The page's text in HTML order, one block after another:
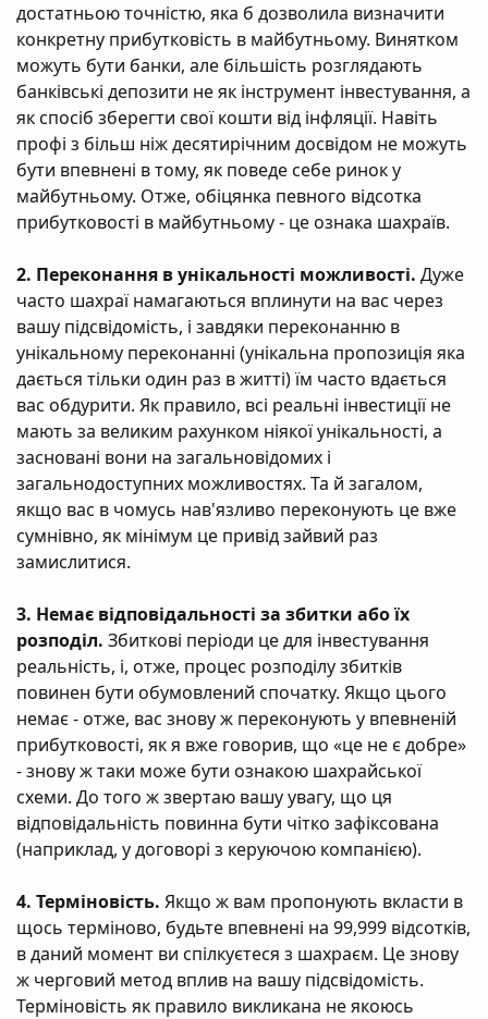
достатньою точністю, яка б дозволила визначити
конкретну прибутковість в майбутньому. Винятком
можуть бути банки, але більшість розглядають
банківські депозити не як інструмент інвестування, а
як спосіб зберегти свої кошти від інфляції. Навіть
профі з більш ніж десятирічним досвідом не можуть
бути впевнені в тому, як поведе себе ринок у
майбутньому. Отже, обіцянка певного відсотка
прибутковості в майбутньому - це ознака шахраїв.
2. Переконання в унікальності можливості. Дуже
часто шахраї намагаються вплинути на вас через
вашу підсвідомість, і завдяки переконанню в
унікальному переконанні (унікальна пропозиція яка
дається тільки один раз в житті) їм часто вдається
вас обдурити. Як правило, всі реальні інвестиції не
мають за великим рахунком ніякої унікальності, а
засновані вони на загальновідомих і
загальнодоступних можливостях. Та й загалом,
якщо вас в чомусь нав'язливо переконують це вже
сумнівно, як мінімум це привід зайвий раз
замислитися.
3. Немає відповідальності за збитки або їх
розподіл. Збиткові періоди це для інвестування
реальність, і, отже, процес розподілу збитків
повинен бути обумовлений спочатку. Якщо цього
немає - отже, вас знову ж переконують у впевненій
прибутковості, як я вже говорив, що «це не є добре»
- знову ж таки може бути ознакою шахрайської
схеми. До того ж звертаю вашу увагу, що ця
відповідальність повинна бути чітко зафіксована
(наприклад, у договорі з керуючою компанією).
4. Терміновість. Якщо ж вам пропонують вкласти в
щось терміново, будьте впевнені на 99,999 відсотків,
в даний момент ви спілкуєтеся з шахраєм. Це знову
ж черговий метод вплив на вашу підсвідомість.
Терміновість як правило викликана не якоюсь